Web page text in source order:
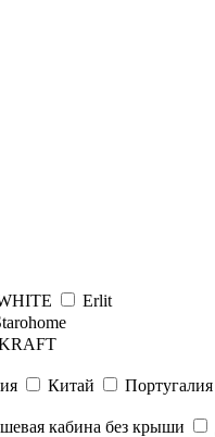
Erlit
Китай Португалия
кабина без крыши